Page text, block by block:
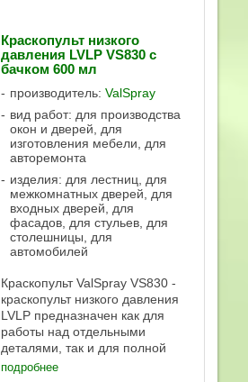
Краскопульт низкого
давления LVLP VS830 с
бачком 600 мл
производитель: ValSpray
вид работ: для производства
окон и дверей, для
изготовления мебели, для
авторемонта
изделия: для лестниц, для
межкомнатных дверей, для
входных дверей, для
фасадов, для стульев, для
столешницы, для
автомобилей
Краскопульт ValSpray VS830 -
краскопульт низкого давления
LVLP предназначен как для
работы над отдельными
деталями, так и для полной
покраски и лакировки, в том
подробнее